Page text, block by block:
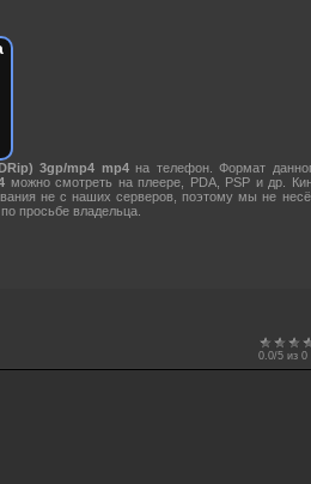
3gp/mp4 mp4на телефон. Формат
можно смотреть на плеере, PDA, PSP и др.
не с наших серверов, поэтому мы не
просьбе владельца.
0.0/5из 0